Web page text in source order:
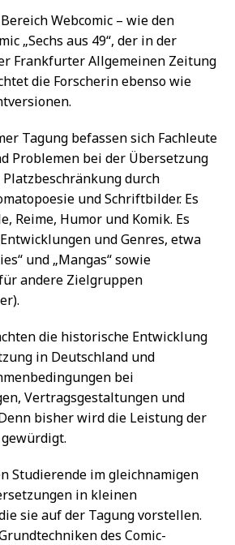
Webcomic – wie den
„Sechs aus 49“, der in der
Frankfurter Allgemeinen Zeitung
die Forscherin ebenso wie
Tagung befassen sich Fachleute
Problemen bei der Übersetzung
Platzbeschränkung durch
und Schriftbilder. Es
Reime, Humor und Komik. Es
und Genres, etwa
und „Mangas“ sowie
andere Zielgruppen
die historische Entwicklung
in Deutschland und
bei
Vertragsgestaltungen und
bisher wird die Leistung der
Studierende im gleichnamigen
in kleinen
sie auf der Tagung vorstellen.
des Comic-